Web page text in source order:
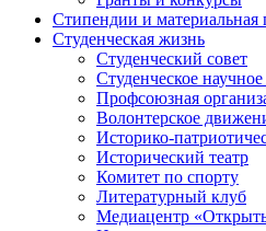
Стипендии и
Студенческая жизнь
Студенческий совет
Студенческое
Профсоюзная
Волонтерское
Историко-
Исторический театр
Комитет по спорту
Литературный клуб
Медиацентр